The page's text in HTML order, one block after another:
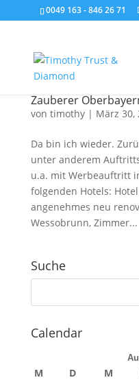
0049 163 - 846 26 71
Zauberer
von timothy| März 30,
Da bin ich wieder.
unter anderem
u.a. mit Werbeauftritt
folgenden Hotels:
angenehmes neu
Wessobrunn, Zimmer...
Suche
Calendar
M D M